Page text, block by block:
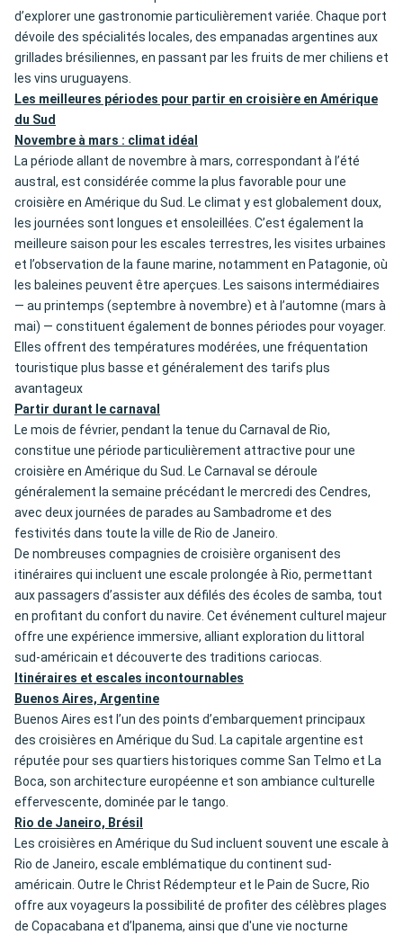
d’explorer une gastronomie particulièrement variée. Chaque port
dévoile des spécialités locales, des empanadas argentines aux
grillades brésiliennes, en passant par les fruits de mer chiliens et
les vins uruguayens.
Les meilleures périodes pour partir en croisière en Amérique
du Sud
Novembre à mars : climat idéal
La période allant de novembre à mars, correspondant à l’été
austral, est considérée comme la plus favorable pour une
croisière en Amérique du Sud. Le climat y est globalement doux,
les journées sont longues et ensoleillées. C’est également la
meilleure saison pour les escales terrestres, les visites urbaines
et l’observation de la faune marine, notamment en Patagonie, où
les baleines peuvent être aperçues. Les saisons intermédiaires
— au printemps (septembre à novembre) et à l’automne (mars à
mai) — constituent également de bonnes périodes pour voyager.
Elles offrent des températures modérées, une fréquentation
touristique plus basse et généralement des tarifs plus
avantageux
Partir durant le carnaval
Le mois de février, pendant la tenue du Carnaval de Rio,
constitue une période particulièrement attractive pour une
croisière en Amérique du Sud. Le Carnaval se déroule
généralement la semaine précédant le mercredi des Cendres,
avec deux journées de parades au Sambadrome et des
festivités dans toute la ville de Rio de Janeiro.
De nombreuses compagnies de croisière organisent des
itinéraires qui incluent une escale prolongée à Rio, permettant
aux passagers d’assister aux défilés des écoles de samba, tout
en profitant du confort du navire. Cet événement culturel majeur
offre une expérience immersive, alliant exploration du littoral
sud-américain et découverte des traditions cariocas.
Itinéraires et escales incontournables
Buenos Aires, Argentine
Buenos Aires est l’un des points d’embarquement principaux
des croisières en Amérique du Sud. La capitale argentine est
réputée pour ses quartiers historiques comme San Telmo et La
Boca, son architecture européenne et son ambiance culturelle
effervescente, dominée par le tango.
Rio de Janeiro, Brésil
Les croisières en Amérique du Sud incluent souvent une escale à
Rio de Janeiro, escale emblématique du continent sud-
américain. Outre le Christ Rédempteur et le Pain de Sucre, Rio
offre aux voyageurs la possibilité de profiter des célèbres plages
de Copacabana et d’Ipanema, ainsi que d'une vie nocturne